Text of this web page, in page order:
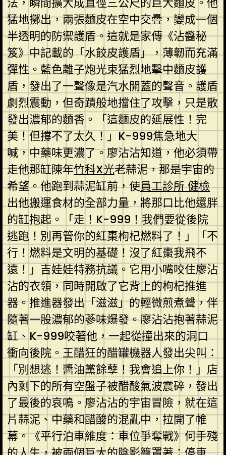
猛地擲出，兩張麵皮在空中交疊，變成一個
半透明的防禦護盾。這就是家傳《沾醬秘
笈》中記載的「水餃皮護盾」，薄韌而充滿
彈性。藍色離子炮光束猛烈地擊中麵皮護
盾，發出了一聲像是汽水開蓋的聲音。護盾
劇烈震動，但奇蹟般地擋住了攻擊，只是散
發出濃郁的麵香。「這麵皮的延展性！完
美！但撐不了太久！」K-999焦急地大
喊，中藥味更濃了。廖沾沾知道，他必須帶
走他那缸陳年竹科X光老蒜泥，那是宇宙的
希望。他跑到蒜泥缸前，使員工診所 健檢
出他搬運食材的全部力量，將那口比他還胖
的缸抱起。「走！K-999！我們要從後院
逃跑！別再管你的紅棗枸杞燃料了！」「不
行！燃料是文明的基礎！沒了紅棗我飛不
遠！」吉娃娃特務抗議。它用小嘴咬住廖沾
沾的衣領，同時開啟了它背上的枸杞推進
器。推進器發出「滋滋」的輕微煎煮聲，伴
隨著一股濃郁的蔘味爆發。廖沾沾抱著蒜泥
缸、K-999咬著他，一起從撞出來的洞口
衝向後院。王醋狂的醋罐機器人發出尖叫：
「別想逃！醬油黨餘孽！我會追上你！」店
內剩下的所有空盤子被醋酸氣波震碎，發出
了最後的哀鳴。廖沾沾的宇宙冒險，就在這
片蒜泥、中藥和醋酸的混亂中，拉開了帷
幕。《平行泊車維度：車位爭奪戰》何手殘